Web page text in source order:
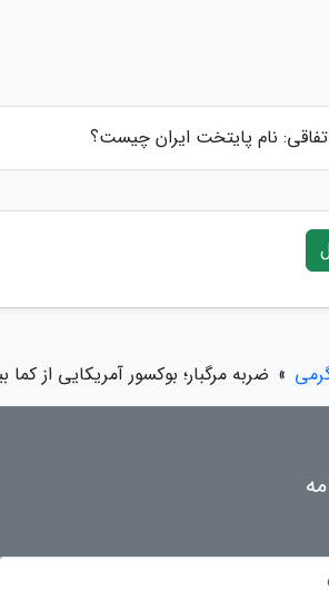
نام پایتخت ایران چیست؟
» ضربه مرگبار؛ بوکسور آمریکایی از کما